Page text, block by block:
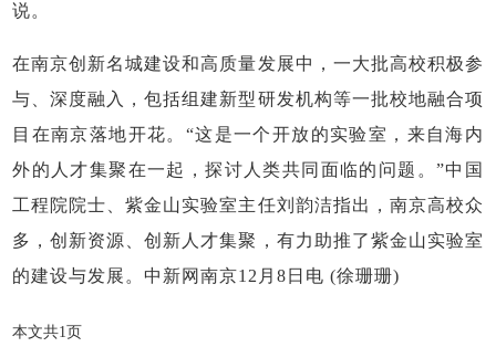
说。
在南京创新名城建设和高质量发展中，一大批高校积极参
与、深度融入，包括组建新型研发机构等一批校地融合项
目在南京落地开花。“这是一个开放的实验室，来自海内
外的人才集聚在一起，探讨人类共同面临的问题。”中国
工程院院士、紫金山实验室主任刘韵洁指出，南京高校众
多，创新资源、创新人才集聚，有力助推了紫金山实验室
的建设与发展。中新网南京12月8日电 (徐珊珊)
本文共1页